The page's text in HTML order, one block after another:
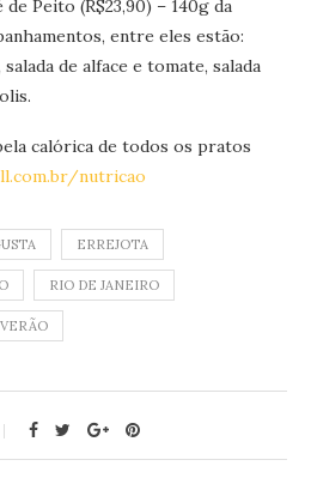
de Peito (R$23,90) – 140g da
entre eles estão:
de alface e tomate, salada
calórica de todos os pratos
nutricao
ERREJOTA
RIO DE JANEIRO
VERÃO